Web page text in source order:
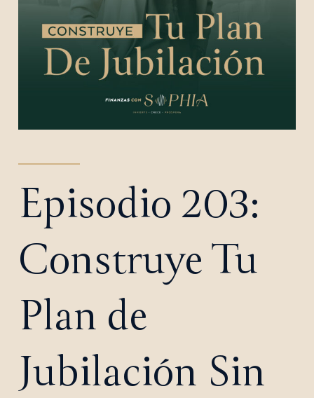
Episodio 203:
Construye Tu
Plan de
Jubilación Sin